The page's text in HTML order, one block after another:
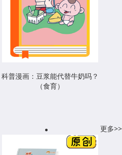
科普漫画：豆浆能代替牛奶吗？
（食育）
更多>>